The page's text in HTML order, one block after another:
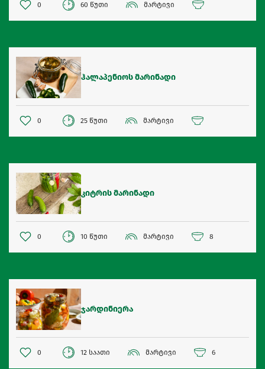
0 60 წუთი მარტივი
ჰალაპენიოს მარინადი
0 25 წუთი მარტივი
კიტრის მარინადი
0 10 წუთი მარტივი 8
ჯარდინიერა
0 12 საათი მარტივი 6